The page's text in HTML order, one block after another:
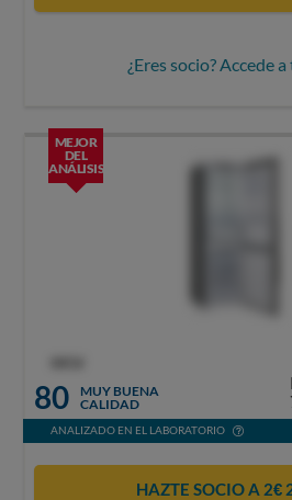
¿Eres socio? Accede
MEJOR
DEL
ANÁLISIS
80
MUY BUENA
CALIDAD
ANALIZADO EN EL LABORATORIO
HAZTE SOCIO A 2€